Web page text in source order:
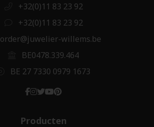
+32(0)11 83 23 92
+32(0)11 83 23 92
order@juwelier-willems.be
BE0478.339.464
BE 27 7330 0979 1673
Producten